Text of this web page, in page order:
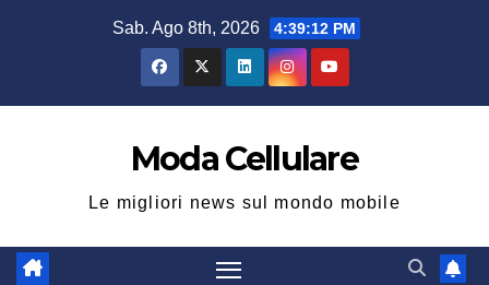
Sab. Ago 8th, 2026 4:39:13 PM
Moda Cellulare
Le migliori news sul mondo mobile